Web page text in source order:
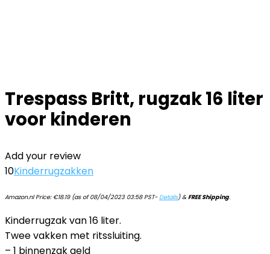
Trespass Britt, rugzak 16 liter
voor kinderen
Add your review
10Kinderrugzakken
Amazon.nl Price: €18.19(as of 08/04/2023 03:58 PST-Details)&FREE Shipping.
Kinderrugzak van 16 liter.
Twee vakken met ritssluiting.
– 1 binnenzak geld